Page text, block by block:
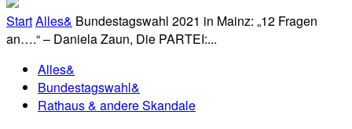
StartAlles& Bundestagswahl 2021 in Mainz: „12 Fragen
an….“ – Daniela Zaun, Die PARTEI:...
Alles&
Bundestagswahl&
Rathaus & andere Skandale